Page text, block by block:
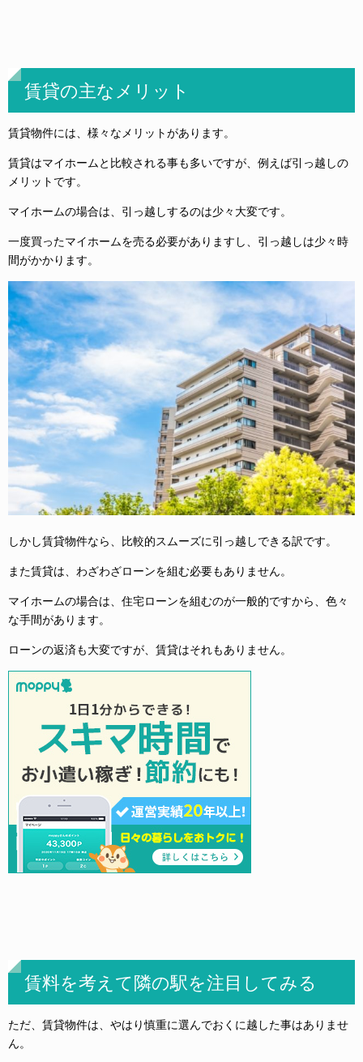
賃貸の主なメリット
賃貸物件には、様々なメリットがあります。
賃貸はマイホームと比較される事も多いですが、例えば引っ越しの
メリットです。
マイホームの場合は、引っ越しするのは少々大変です。
一度買ったマイホームを売る必要がありますし、引っ越しは少々時
間がかかります。
しかし賃貸物件なら、比較的スムーズに引っ越しできる訳です。
また賃貸は、わざわざローンを組む必要もありません。
マイホームの場合は、住宅ローンを組むのが一般的ですから、色々
な手間があります。
ローンの返済も大変ですが、賃貸はそれもありません。
賃料を考えて隣の駅を注目してみる
ただ、賃貸物件は、やはり慎重に選んでおくに越した事はありませ
ん。